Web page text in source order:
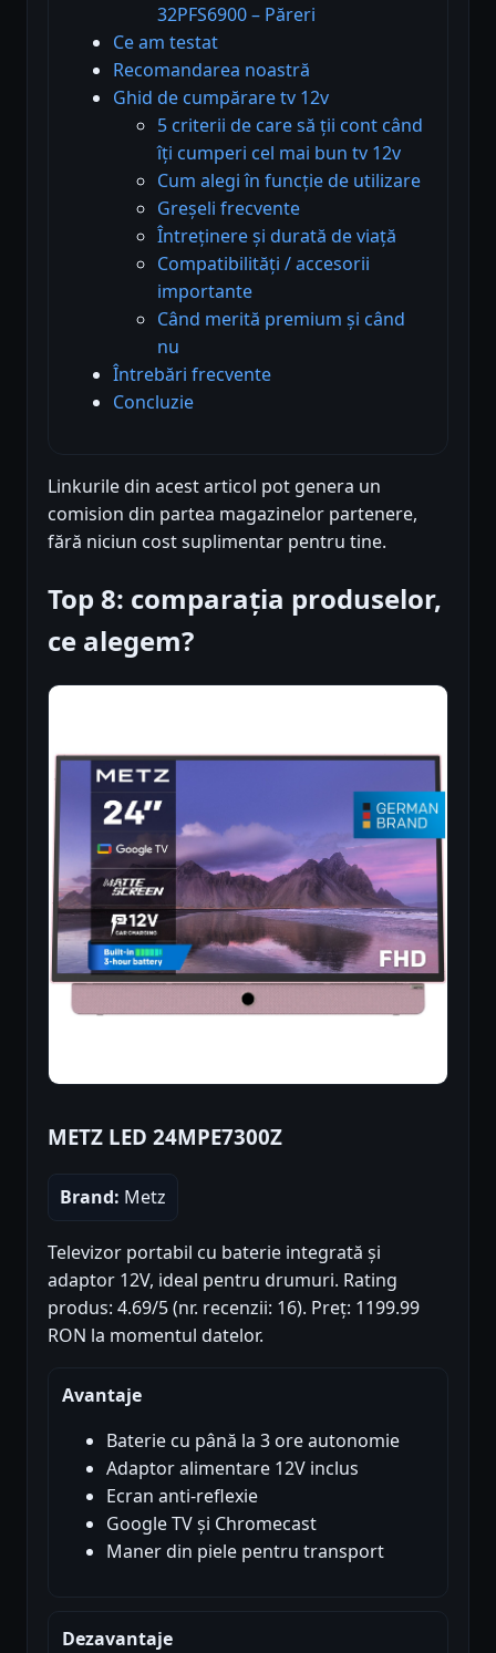
32PFS6900 – Păreri
Ce am testat
Recomandarea noastră
Ghid de cumpărare tv 12v
5 criterii de care să ții cont când
îți cumperi cel mai bun tv 12v
Cum alegi în funcție de utilizare
Greșeli frecvente
Întreținere și durată de viață
Compatibilități / accesorii
importante
Când merită premium și când
nu
Întrebări frecvente
Concluzie
Linkurile din acest articol pot genera un
comision din partea magazinelor partenere,
fără niciun cost suplimentar pentru tine.
Top 8: comparația produselor,
ce alegem?
METZ LED 24MPE7300Z
Brand: Metz
Televizor portabil cu baterie integrată și
adaptor 12V, ideal pentru drumuri. Rating
produs: 4.69/5 (nr. recenzii: 16). Preț: 1199.99
RON la momentul datelor.
Avantaje
Baterie cu până la 3 ore autonomie
Adaptor alimentare 12V inclus
Ecran anti-reflexie
Google TV și Chromecast
Maner din piele pentru transport
Dezavantaje